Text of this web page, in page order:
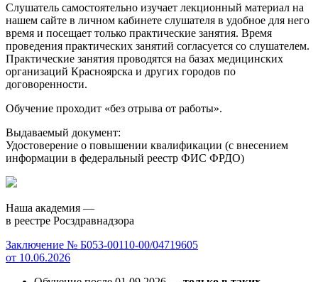
Слушатель самостоятельно изучает лекционный материал на
нашем сайте в личном кабинете слушателя в удобное для него
время и посещает только практические занятия. Время
проведения практических занятий согласуется со слушателем.
Практические занятия проводятся на базах медицинских
организаций Красноярска и других городов по
договоренности.
Обучение проходит «без отрыва от работы».
Выдаваемый документ:
Удостоверение о повышении квалификации (с внесением
информации в федеральный реестр ФИС ФРДО)
Наша академия —
в реестре Росздравнадзора
Заключение № Б053-00110-00/04719605
от 10.06.2026